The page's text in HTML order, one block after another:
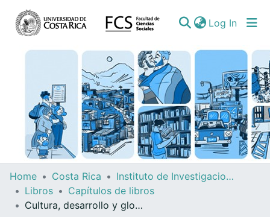
Log In
Communities
Collections
Home Costa Rica
Instituto de Investigaciones Sociales (IIS)
Libros
Capítulos de libros
Cultura, desarrollo y globalización. Apuntes teóricos para una discusión urgente (2007)